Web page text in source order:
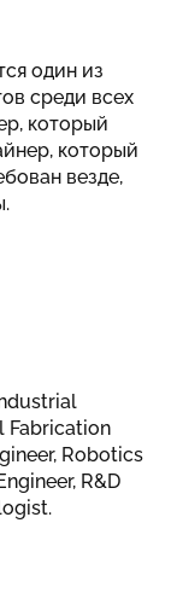
один из
среди всех
который
который
везде,
Fabrication
Robotics
R&D